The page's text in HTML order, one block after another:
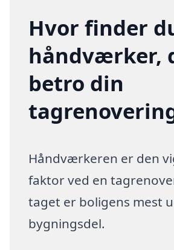
Hvor finder
håndværker,
betro din
Håndværkeren er den
faktor ved en
taget er boligens mest
bygningsdel.